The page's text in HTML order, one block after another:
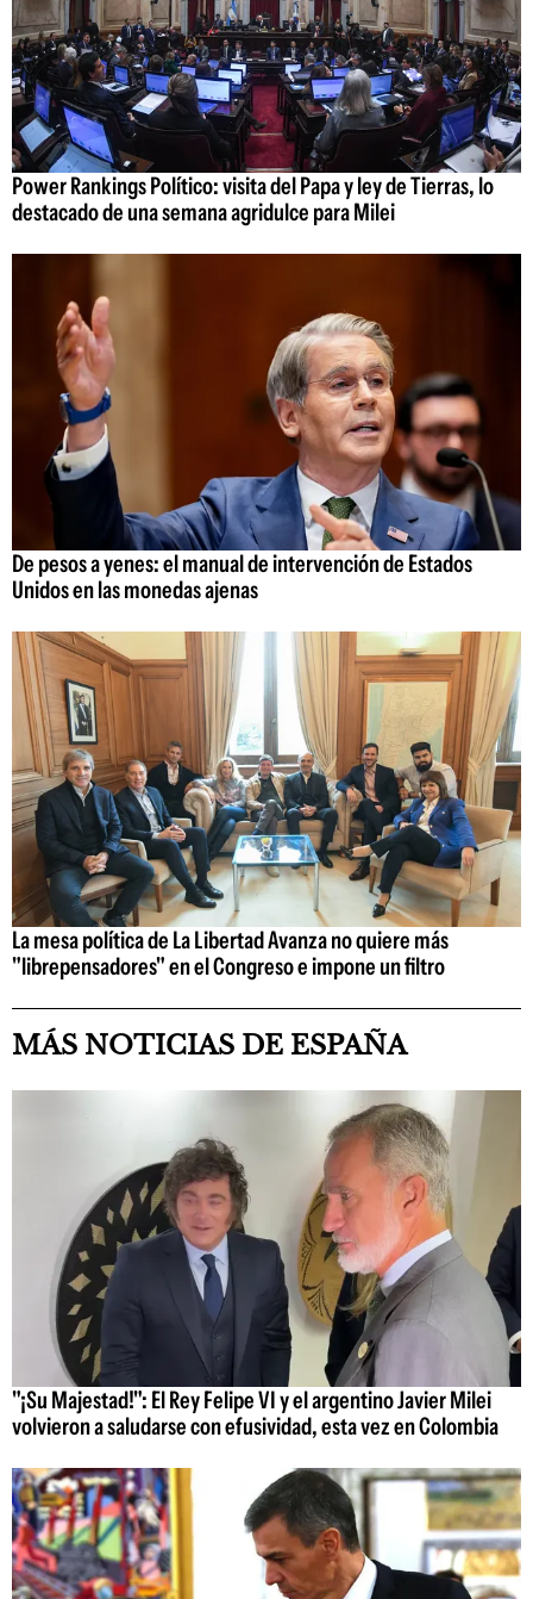
Power Rankings Político: visita del Papa y ley de Tierras, lo
destacado de una semana agridulce para Milei
De pesos a yenes: el manual de intervención de Estados
Unidos en las monedas ajenas
La mesa política de La Libertad Avanza no quiere más
"librepensadores" en el Congreso e impone un filtro
MÁS NOTICIAS DE ESPAÑA
"¡Su Majestad!": El Rey Felipe VI y el argentino Javier Milei
volvieron a saludarse con efusividad, esta vez en Colombia